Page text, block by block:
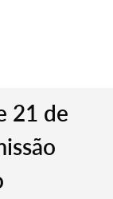
21 de